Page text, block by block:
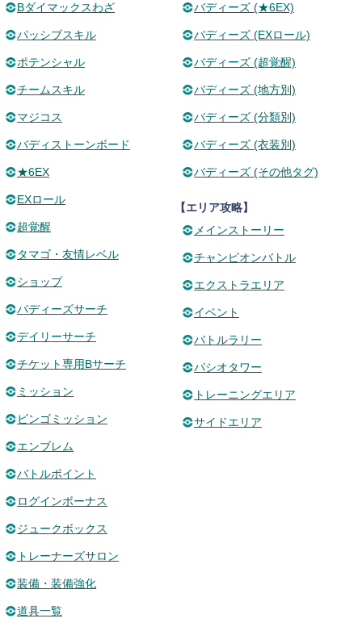
Bダイマックスわざ
パッシブスキル
ポテンシャル
チームスキル
マジコス
バディストーンボード
★6EX
EXロール
超覚醒
タマゴ・友情レベル
ショップ
バディーズサーチ
デイリーサーチ
チケット専用Bサーチ
ミッション
ビンゴミッション
エンブレム
バトルポイント
ログインボーナス
ジュークボックス
トレーナーズサロン
装備・装備強化
道具一覧
バディーズ (★6EX)
バディーズ (EXロール)
バディーズ (超覚醒)
バディーズ (地方別)
バディーズ (分類別)
バディーズ (衣装別)
バディーズ (その他タグ)
【エリア攻略】
メインストーリー
チャンピオンバトル
エクストラエリア
イベント
バトルラリー
パシオタワー
トレーニングエリア
サイドエリア